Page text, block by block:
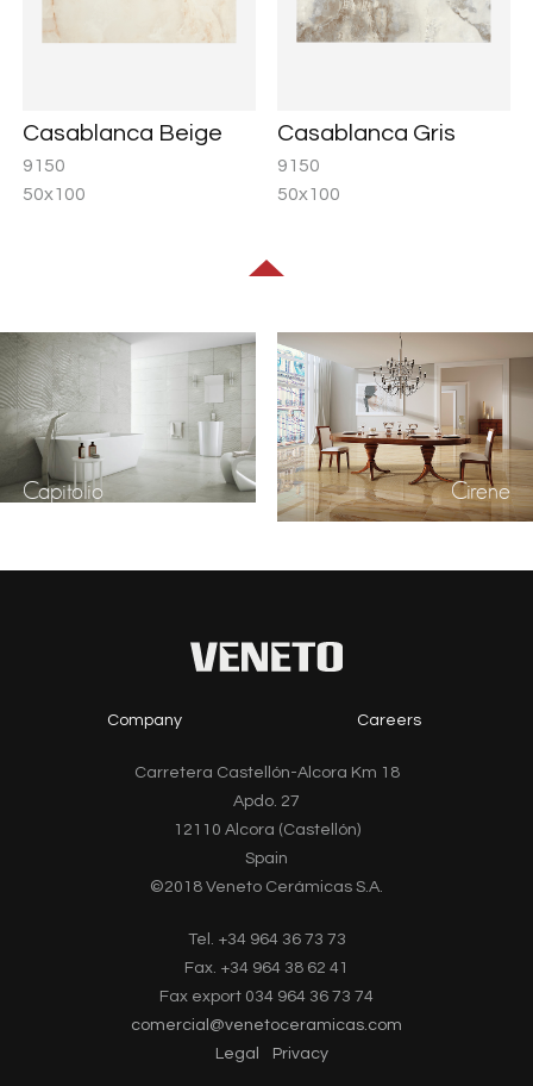
Casablanca Beige
9150
50x100
Casablanca Gris
9150
50x100
Capitolio Cirene
Carretera Castellón-Alcora Km 18
Apdo. 27
12110 Alcora (Castellón)
Spain
©2018 Veneto Cerámicas S.A.
Company Careers
Tel. +34 964 36 73 73
Fax. +34 964 38 62 41
Fax export 034 964 36 73 74
comercial@venetoceramicas.com
Legal
Privacy